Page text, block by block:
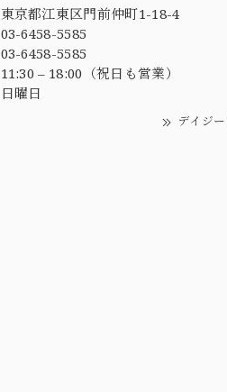
東京都江東区門前仲町1-18-4
03-6458-5585
03-6458-5585
11:30 – 18:00（祝日も営業）
日曜日
デイジ